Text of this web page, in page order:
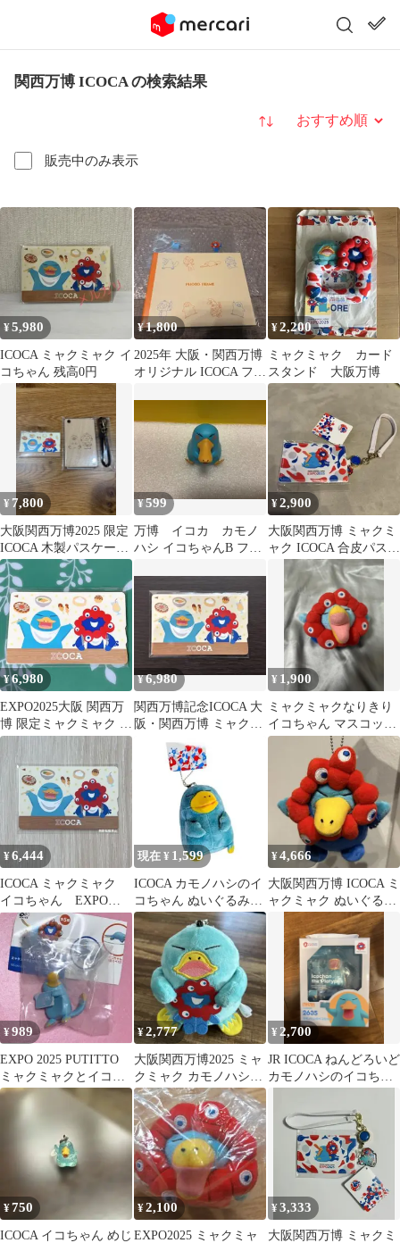
関西万博 ICOCA の検索結果
販売中のみ表示
並び替え
¥5,980
ICOCA ミャクミャク イ
コちゃん 残高0円
¥1,800
2025年 大阪・関西万博
オリジナル ICOCA フォ
¥2,200
ミャクミャク カード
スタンド 大阪万博
¥ 7,800
大阪関西万博2025 限定
ICOCA 木製パスケース
セット
¥599
万博 イコカ カモノ
ハシ イコちゃんB フィ
¥2,900
大阪関西万博 ミャクミ
ャク ICOCA 合皮パスケ
ース
¥6,980
EXPO2025大阪 関西万
博 限定ミャクミャク イ
コちゃん 記念ICOCA
¥6,980
関西万博記念ICOCA 大
阪・関西万博 ミャクミ
ャク イコちゃん 残高0
¥ 1,900
ミャクミャクなりきり
イコちゃん マスコット
万博 ミャクミャク
¥6,444
ICOCA ミャクミャク
イコちゃん EXPO
2025 限定 ICカード
万博
現在 ¥ 1,599
ICOCA カモノハシのイ
コちゃん ぬいぐるみマ
スコット キーホルダー
¥4,666
大阪関西万博 ICOCA ミ
ャクミャク ぬいぐるみ
マスコット
¥989
EXPO 2025 PUTITTO
ミャクミャクとイコち
ゃん カプセルトイ
¥2,777
大阪関西万博2025 ミャ
クミャク カモノハシの
イコちゃん ぬいぐる
みパスケース
¥ 2,700
JR ICOCA ねんどろいど
カモノハシのイコちゃ
¥750
ICOCA イコちゃん めじ
¥2,100
EXPO2025 ミャクミャ
¥3,333
大阪関西万博 ミャクミ